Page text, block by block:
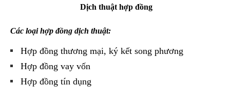
Dịch thuật hợp đồng
Các loại hợp đồng dịch thuật:
Hợp đồng thương mại, ký kết song phương
Hợp đồng vay vốn
Hợp đồng tín dụng